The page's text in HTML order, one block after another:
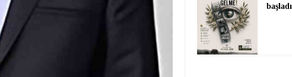
başladı